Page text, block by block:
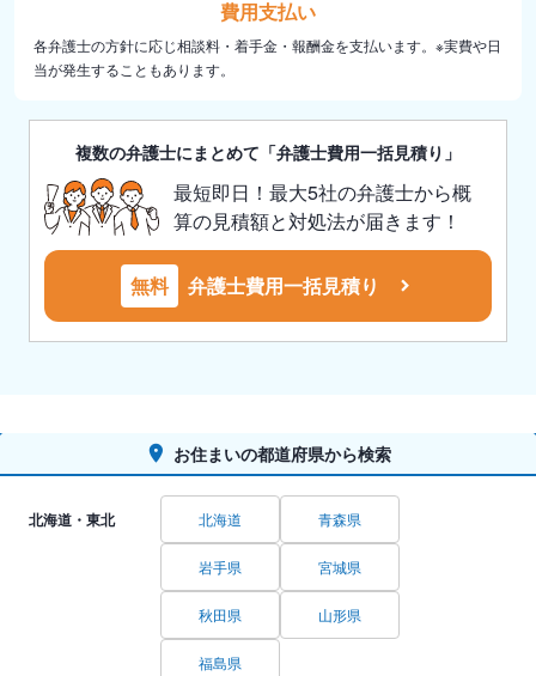
費用支払い
各弁護士の方針に応じ相談料・着手金・報酬金を支払います。※実費や日
当が発生することもあります。
複数の弁護士にまとめて「弁護士費用一括見積り」
最短即日！最大5社の弁護士から概
算の見積額と対処法が届きます！
無料 弁護士費用一括見積り
お住まいの都道府県から検索
北海道・東北 北海道 青森県
岩手県 宮城県
秋田県 山形県
福島県